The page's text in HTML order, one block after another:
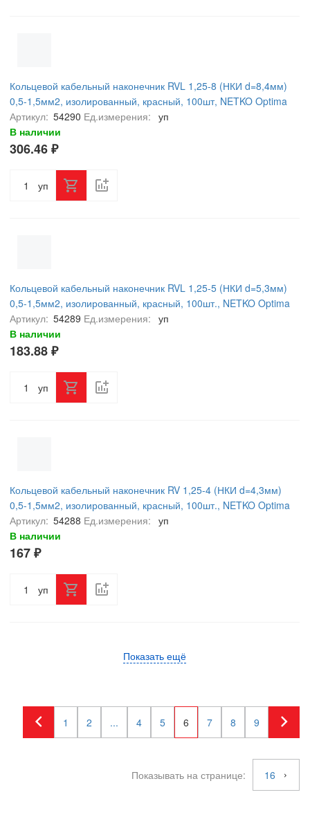
Кольцевой кабельный наконечник RVL 1,25-8 (НКИ d=8,4мм)
0,5-1,5мм2, изолированный, красный, 100шт, NETKO Optima
Артикул: 54290 Ед.измерения: уп
В наличии
306.46 ₽
уп
Кольцевой кабельный наконечник RVL 1,25-5 (НКИ d=5,3мм)
0,5-1,5мм2, изолированный, красный, 100шт., NETKO Optima
Артикул: 54289 Ед.измерения: уп
В наличии
183.88 ₽
уп
Кольцевой кабельный наконечник RV 1,25-4 (НКИ d=4,3мм)
0,5-1,5мм2, изолированный, красный, 100шт., NETKO Optima
Артикул: 54288 Ед.измерения: уп
В наличии
167 ₽
уп
Показать ещё
1 2 ... 4 5 6 7 8 9
Показывать на странице: 16